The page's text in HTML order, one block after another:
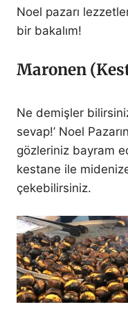
Noel pazarı
bir bakalım!
Maronen
Ne demişler
sevap!’ Noel
gözleriniz bayram
kestane ile
çekebilirsiniz.